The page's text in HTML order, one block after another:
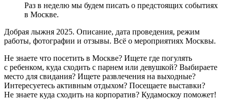
Раз в неделю мы будем писать о предстоящих событиях
в Москве.
Добрая лыжня 2025. Описание, дата проведения, режим
работы, фотографии и отзывы. Всё о мероприятиях Москвы.
Не знаете что посетить в Москве? Ищете где погулять
с ребенком, куда сходить с парнем или девушкой? Выбираете
место для свидания? Ищете развлечения на выходные?
Интересуетесь активным отдыхом? Посещаете выставки?
Не знаете куда сходить на корпоратив? Кудамоскоу поможет!